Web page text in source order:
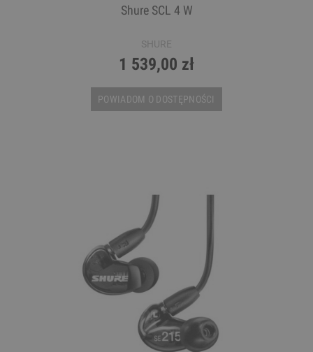
Shure SCL 4 W
SHURE
1 539,00 zł
POWIADOM O DOSTĘPNOŚCI